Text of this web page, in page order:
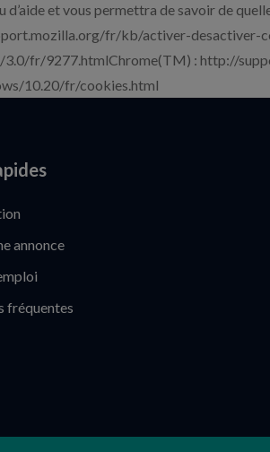
d’aide et vous permettra de savoir de
fr/kb/activer-desactiver-
3.0/fr/9277.htmlChrome(TM) : http://
10.20/fr/cookies.html
annonce
fréquentes